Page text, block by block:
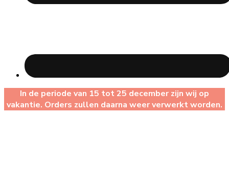
In de periode van 15 tot 25 december zijn wij op
vakantie. Orders zullen daarna weer verwerkt worden.